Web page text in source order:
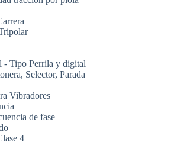
- Tipo Perrila y digital
Selector, Parada
Vibradores
de fase
4